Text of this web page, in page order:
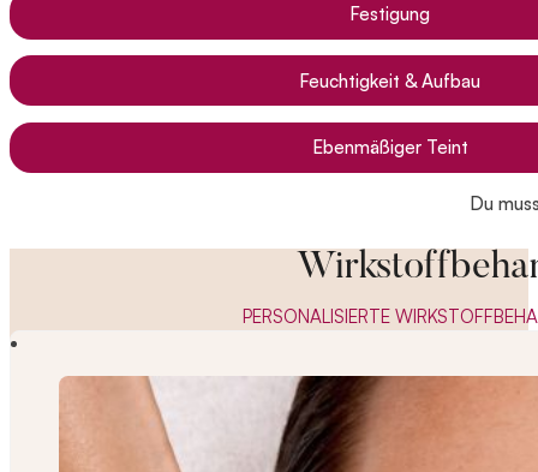
Festigung
Feuchtigkeit & Aufbau
Ebenmäßiger Teint
Du
PERSONALISIERTE